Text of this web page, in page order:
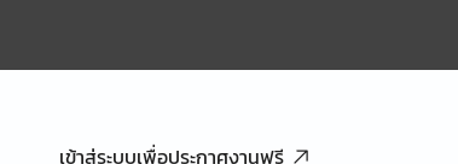
เข้าสู่ระบบเพื่อประกาศงานฟรี